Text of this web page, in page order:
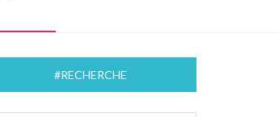
#RECHERCHE